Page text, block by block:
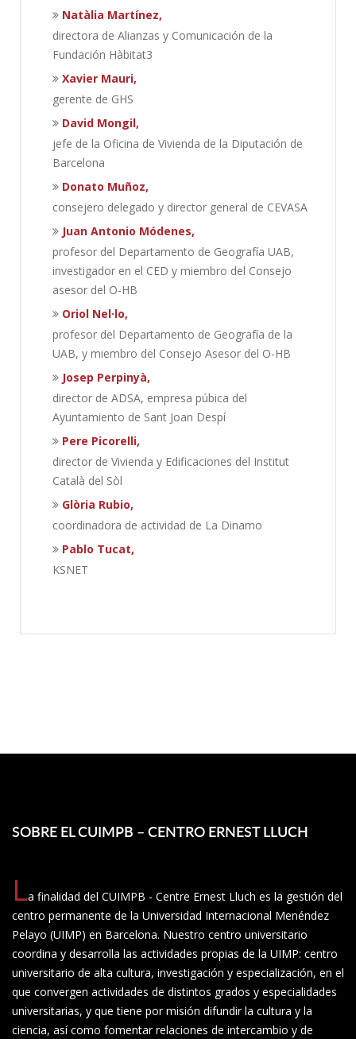
Natàlia Martínez,
directora de Alianzas y Comunicación de la
Fundación Hàbitat3
Xavier Mauri,
gerente de GHS
David Mongil,
jefe de la Oficina de Vivienda de la Diputación de
Barcelona
Donato Muñoz,
consejero delegado y director general de CEVASA
Juan Antonio Módenes,
profesor del Departamento de Geografía UAB,
investigador en el CED y miembro del Consejo
asesor del O-HB
Oriol Nel·lo,
profesor del Departamento de Geografía de la
UAB, y miembro del Consejo Asesor del O-HB
Josep Perpinyà,
director de ADSA, empresa púbica del
Ayuntamiento de Sant Joan Despí
Pere Picorelli,
director de Vivienda y Edificaciones del Institut
Català del Sòl
Glòria Rubio,
coordinadora de actividad de La Dinamo
Pablo Tucat,
KSNET
SOBRE EL CUIMPB – CENTRO ERNEST LLUCH
La finalidad del CUIMPB - Centre Ernest Lluch es la gestión del
centro permanente de la Universidad Internacional Menéndez
Pelayo (UIMP) en Barcelona. Nuestro centro universitario
coordina y desarrolla las actividades propias de la UIMP: centro
universitario de alta cultura, investigación y especialización, en el
que convergen actividades de distintos grados y especialidades
universitarias, y que tiene por misión difundir la cultura y la
ciencia, así como fomentar relaciones de intercambio y de